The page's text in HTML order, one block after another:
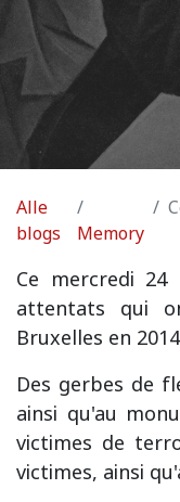
Alle
blogs
Memory
Ce mercredi 24
attentats qui
Bruxelles en
Des gerbes de
ainsi qu'au
victimes de
victimes, ainsi